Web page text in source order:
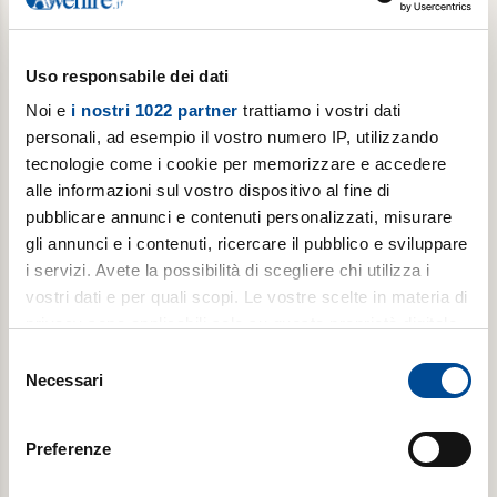
Uso responsabile dei dati
Noi e i nostri 1022 partner trattiamo i vostri dati
personali, ad esempio il vostro numero IP, utilizzando
tecnologie come i cookie per memorizzare e accedere
alle informazioni sul vostro dispositivo al fine di
pubblicare annunci e contenuti personalizzati, misurare
gli annunci e i contenuti, ricercare il pubblico e sviluppare
i servizi. Avete la possibilità di scegliere chi utilizza i
vostri dati e per quali scopi. Le vostre scelte in materia di
modificare o revocare il proprio consenso in qualsiasi
momento dalla Dichiarazione sui cookie o facendo clic
delNecessari
Preferenze
€ 109,99
Acquista
Abbonamento mensile